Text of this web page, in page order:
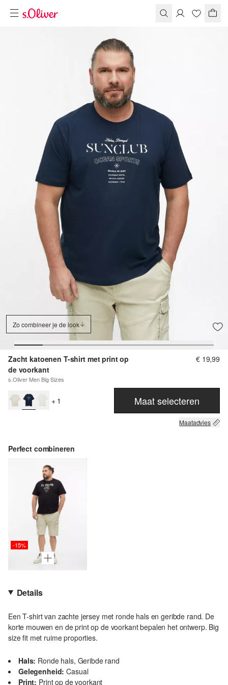
Zo combineer je de look
Zacht katoenen T-shirt met print op
de voorkant
s.Oliver Men Big Sizes
€ 19,99
+ 1 Maat selecteren
Maatadvies
Perfect combineren
-15%
Details
Een T-shirt van zachte jersey met ronde hals en geribde rand. De
korte mouwen en de print op de voorkant bepalen het ontwerp. Big
size fit met ruime proporties.
Hals: Ronde hals, Geribde rand
Gelegenheid: Casual
Print: Print op de voorkant